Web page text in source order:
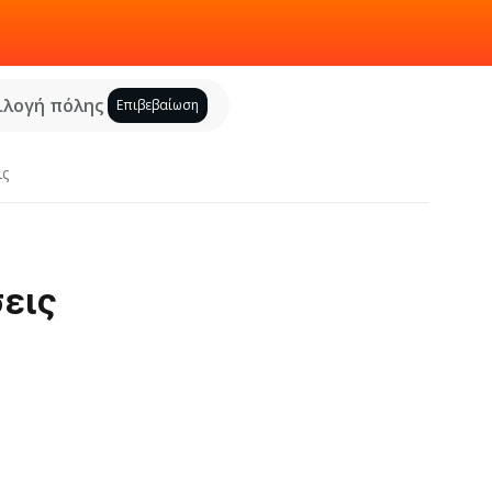
πόλης Επιβεβαίωση